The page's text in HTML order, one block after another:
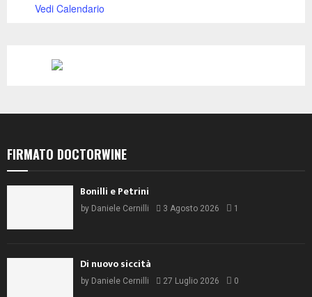
Vedi Calendario
FIRMATO DOCTORWINE
Bonilli e Petrini
by Daniele Cernilli 3 Agosto 2026 1
Di nuovo siccità
by Daniele Cernilli 27 Luglio 2026 0